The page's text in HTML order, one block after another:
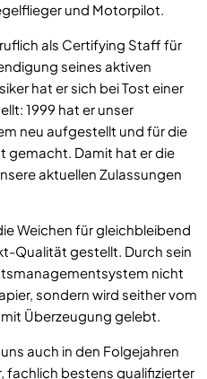
und Motorpilot.
als Certifying Staff für
seines aktiven
hat er sich bei Tost einer
1999 hat er unser
neu aufgestellt und für die
gemacht. Damit hat er die
aktuellen Zulassungen
Weichen für gleichbleibend
Qualität gestellt. Durch sein
nicht
sondern wird seither vom
Überzeugung gelebt.
auch in den Folgejahren
fachlich bestens qualifizierter